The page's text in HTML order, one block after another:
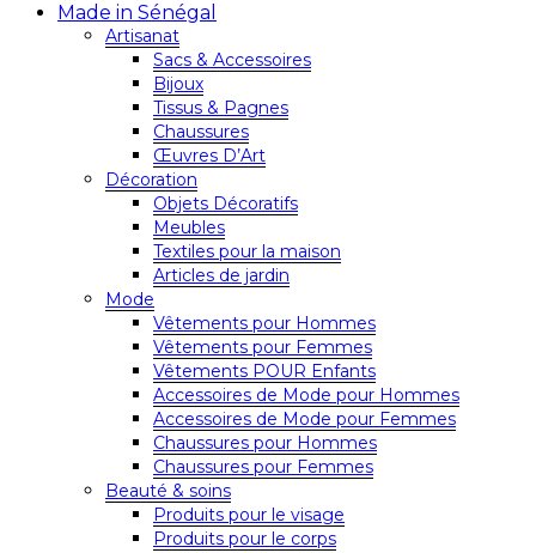
Made in Sénégal
Artisanat
Sacs & Accessoires
Bijoux
Tissus & Pagnes
Chaussures
Œuvres D’Art
Décoration
Objets Décoratifs
Meubles
Textiles pour la maison
Articles de jardin
Mode
Vêtements pour Hommes
Vêtements pour Femmes
Vêtements POUR Enfants
Accessoires de Mode pour Hommes
Accessoires de Mode pour Femmes
Chaussures pour Hommes
Chaussures pour Femmes
Beauté & soins
Produits pour le visage
Produits pour le corps